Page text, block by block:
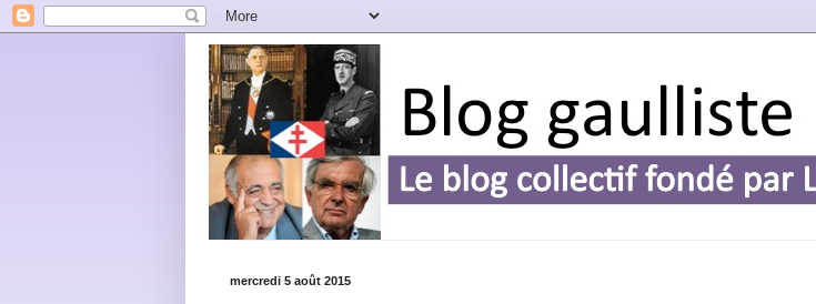
mercredi 5 août 2015